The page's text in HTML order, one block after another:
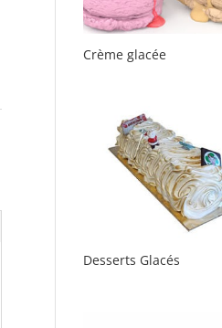
Crème glacée
Desserts Glacés